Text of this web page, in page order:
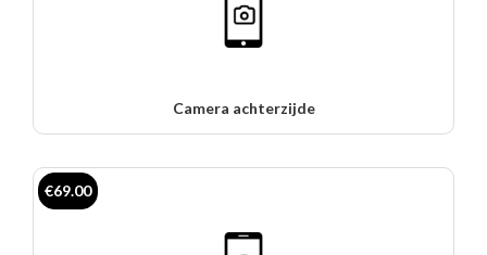
Camera achterzijde
€69.00